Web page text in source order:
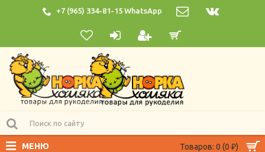
+7 (965) 334-81-15 WhatsApp
Товаров: 0 (0 ₽)
МЕНЮ